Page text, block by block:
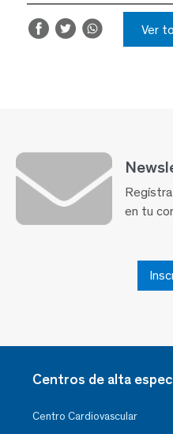
Ver
en tu
Centros de alta
Centro Cardiovascular